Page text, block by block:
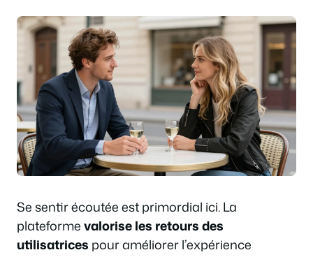
Se sentir écoutée est primordial ici. La
plateformevalorise les retours des
utilisatrices pour améliorer l’expérience